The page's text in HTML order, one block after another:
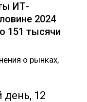
ИТ-
2024
151 тысячи
о рынках,
день, 12